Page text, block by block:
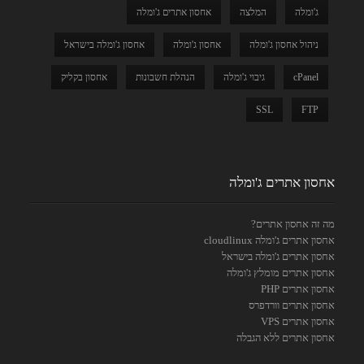
ג'ומלה המלצה אחסון אתרים ג'ומלה
ניהול אחסון ג'ומלה אחסון ג'ומלה אחסון ג'ומלה בישראל
cPanel גיבוי ג'ומלה הנהלת חשבונות אחסון בקליק
FTP
SSL
אחסון אתרים ג'ומלה
מה זה אחסון אתרים?
אחסון אתרים ג'ומלה cloudlinux
אחסון אתרים ג'ומלה בישראל
אחסון אתרים מומלץ ג'ומלה
אחסון אתרים PHP
אחסון אתרים וורדפרס
אחסון אתרים VPS
אחסון אתרים ללא הגבלה